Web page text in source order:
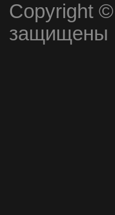
Copyright
защищены